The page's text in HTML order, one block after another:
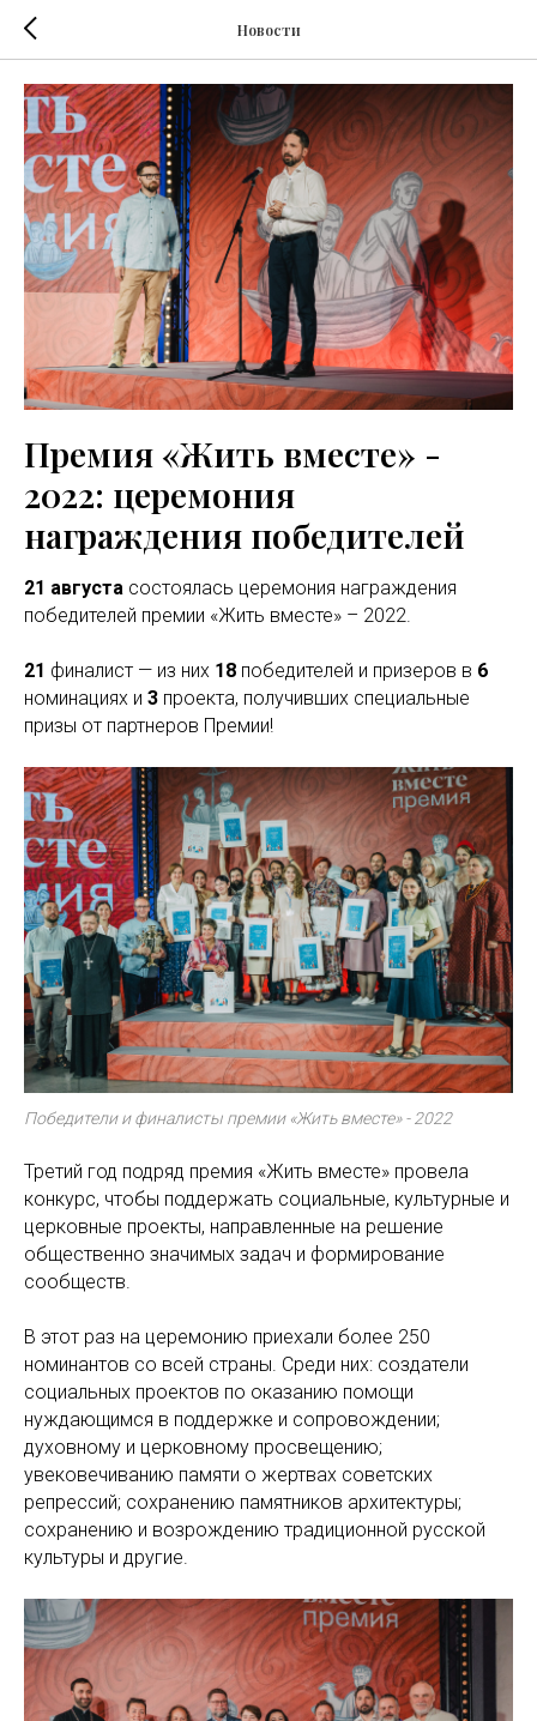
Новости
Премия «Жить вместе» -
2022: церемония
награждения победителей
21 августа состоялась церемония награждения
победителей премии «Жить вместе» – 2022.
21 финалист — из них 18 победителей и призеров в 6
номинациях и 3 проекта, получивших специальные
призы от партнеров Премии!
Победители и финалисты премии «Жить вместе» - 2022
Третий год подряд премия «Жить вместе» провела
конкурс, чтобы поддержать социальные, культурные и
церковные проекты, направленные на решение
общественно значимых задач и формирование
сообществ.
В этот раз на церемонию приехали более 250
номинантов со всей страны. Среди них: создатели
социальных проектов по оказанию помощи
нуждающимся в поддержке и сопровождении;
духовному и церковному просвещению;
увековечиванию памяти о жертвах советских
репрессий; сохранению памятников архитектуры;
сохранению и возрождению традиционной русской
культуры и другие.